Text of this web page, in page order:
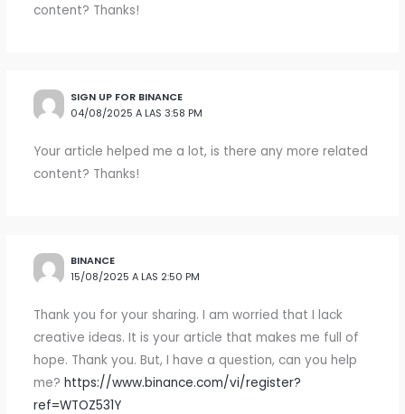
content? Thanks!
SIGN UP FOR BINANCE
04/08/2025 A LAS 3:58 PM
Your article helped me a lot, is there any more related
content? Thanks!
BINANCE
15/08/2025 A LAS 2:50 PM
Thank you for your sharing. I am worried that I lack
creative ideas. It is your article that makes me full of
hope. Thank you. But, I have a question, can you help
me? https://www.binance.com/vi/register?
ref=WTOZ531Y